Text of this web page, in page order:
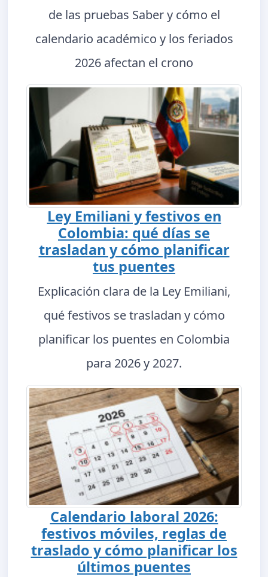
de las pruebas Saber y cómo el
calendario académico y los feriados
2026 afectan el crono
Ley Emiliani y festivos en
Colombia: qué días se
trasladan y cómo planificar
tus puentes
Explicación clara de la Ley Emiliani,
qué festivos se trasladan y cómo
planificar los puentes en Colombia
para 2026 y 2027.
Calendario laboral 2026:
festivos móviles, reglas de
traslado y cómo planificar los
últimos puentes